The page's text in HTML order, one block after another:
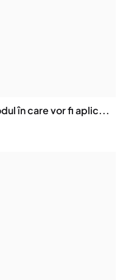
în care vor fi aplic...